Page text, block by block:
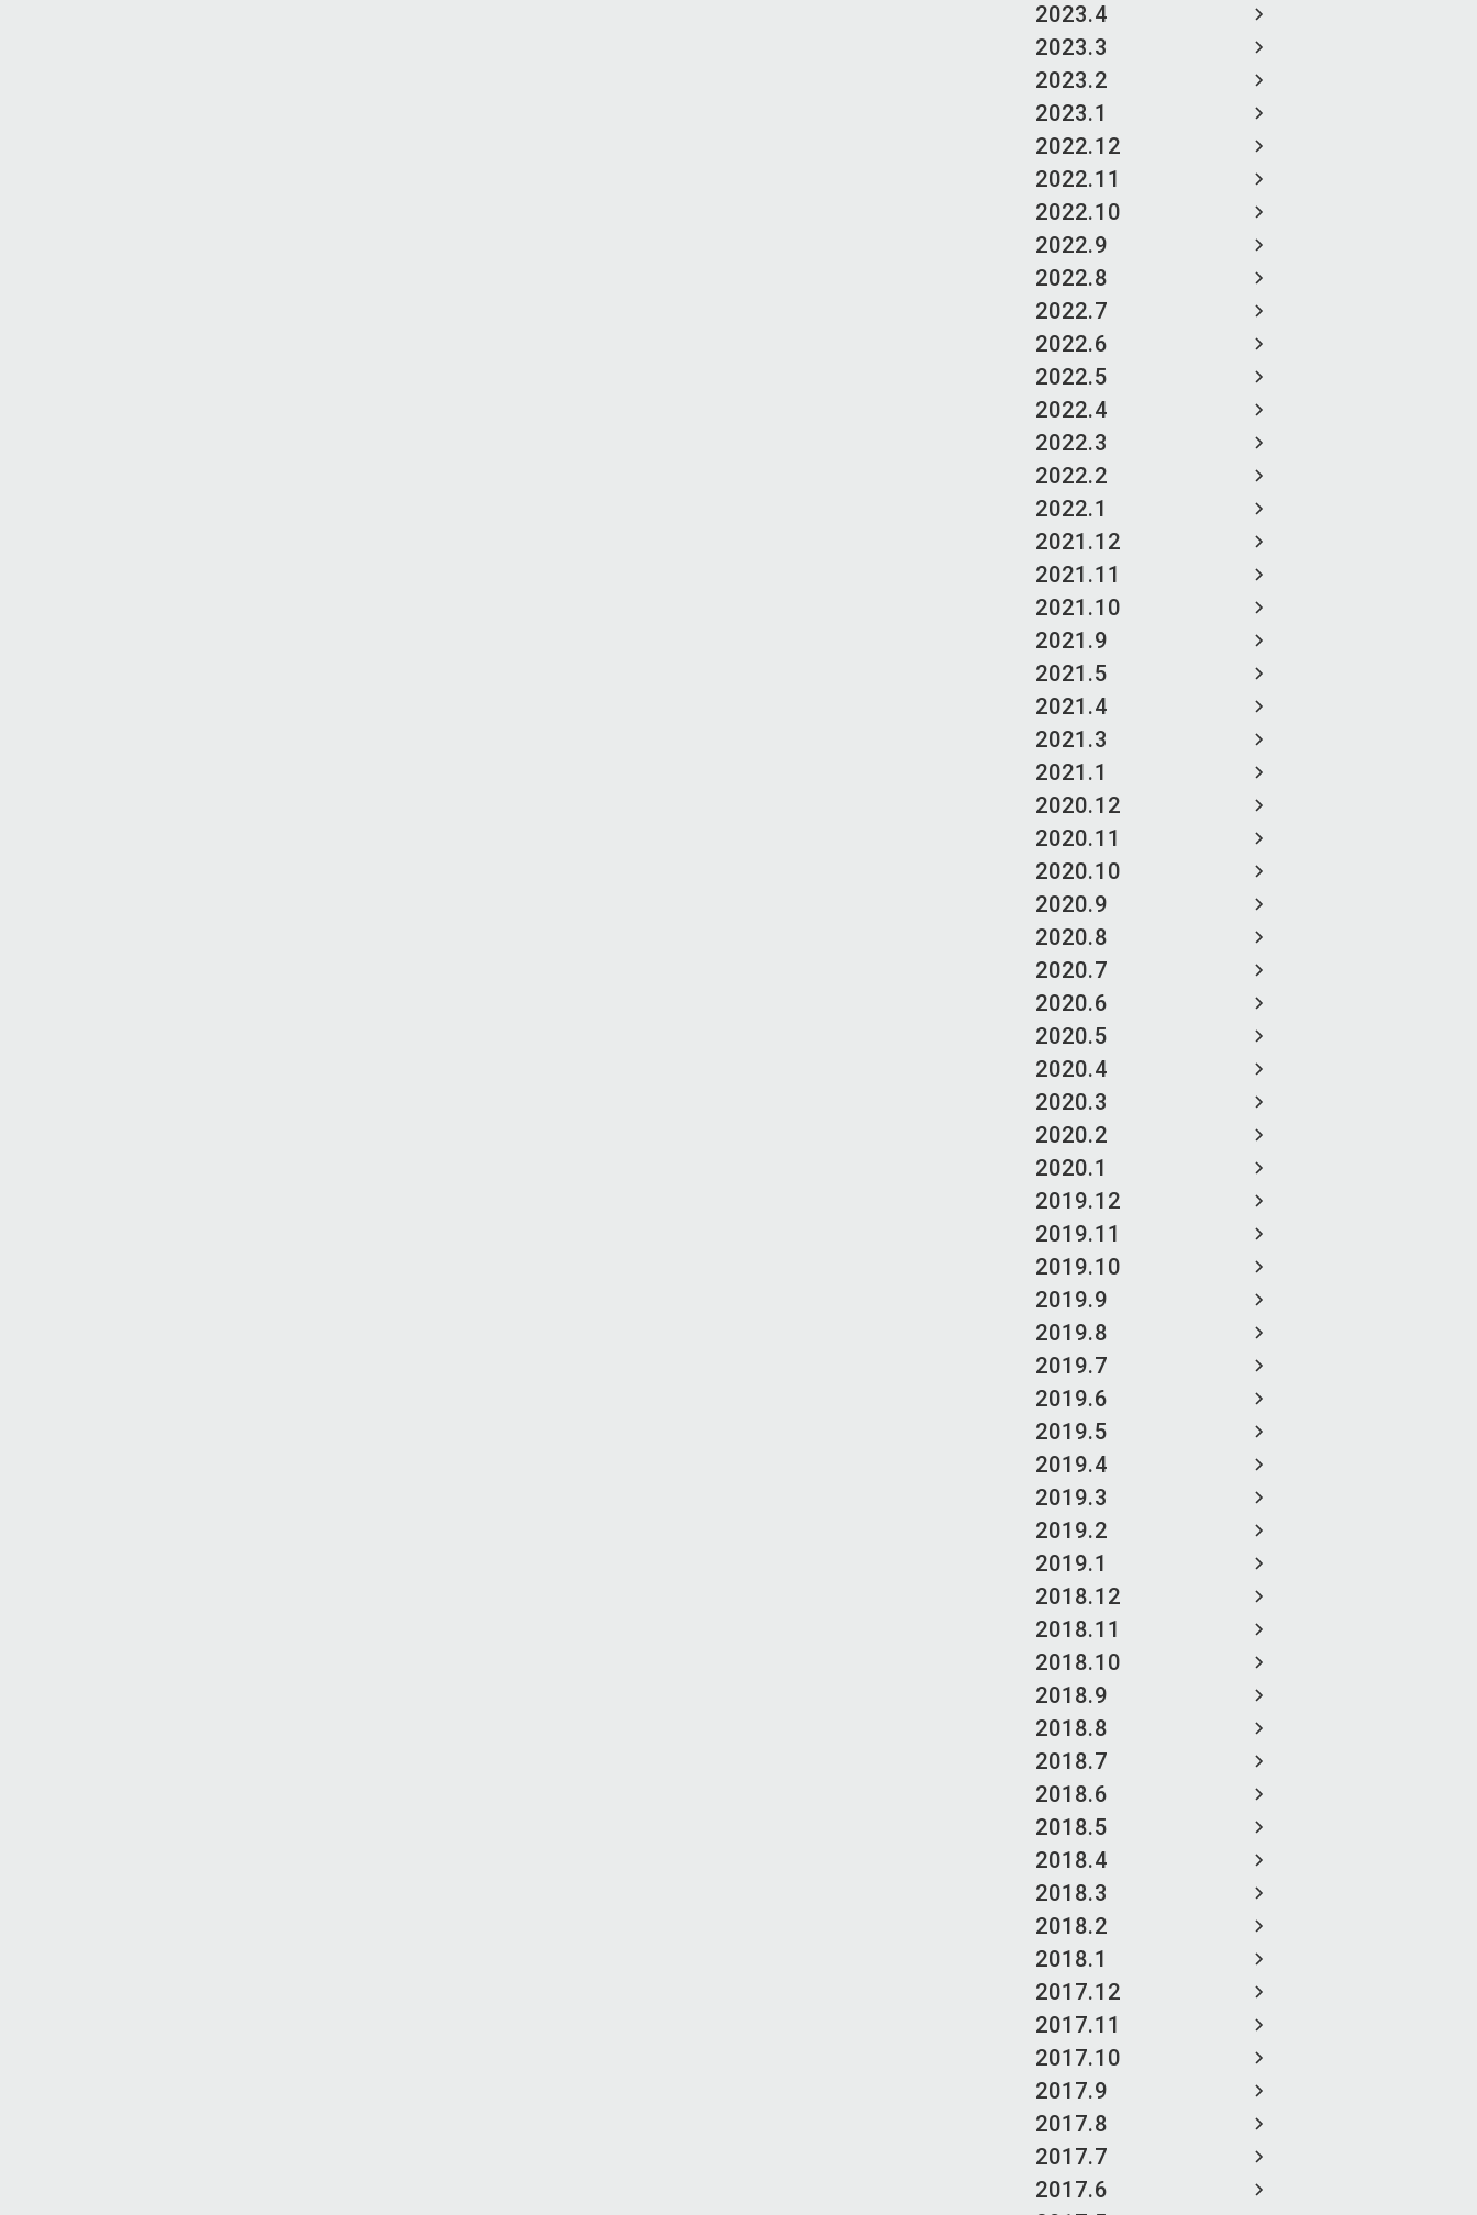
2023.4
2023.3
2023.2
2023.1
2022.12
2022.11
2022.10
2022.9
2022.8
2022.7
2022.6
2022.5
2022.4
2022.3
2022.2
2022.1
2021.12
2021.11
2021.10
2021.9
2021.5
2021.4
2021.3
2021.1
2020.12
2020.11
2020.10
2020.9
2020.8
2020.7
2020.6
2020.5
2020.4
2020.3
2020.2
2020.1
2019.12
2019.11
2019.10
2019.9
2019.8
2019.7
2019.6
2019.5
2019.4
2019.3
2019.2
2019.1
2018.12
2018.11
2018.10
2018.9
2018.8
2018.7
2018.6
2018.5
2018.4
2018.3
2018.2
2018.1
2017.12
2017.11
2017.10
2017.9
2017.8
2017.7
2017.6